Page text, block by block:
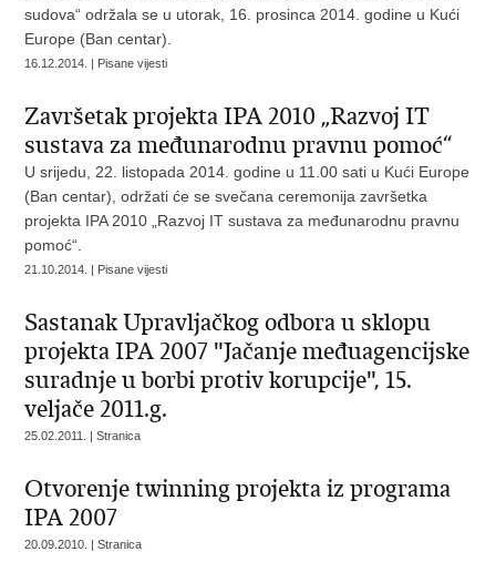
sudova“ održala se u utorak, 16. prosinca 2014. godine u Kući
Europe (Ban centar).
16.12.2014. | Pisane vijesti
Završetak projekta IPA 2010 „Razvoj IT
sustava za međunarodnu pravnu pomoć“
U srijedu, 22. listopada 2014. godine u 11.00 sati u Kući Europe
(Ban centar), održati će se svečana ceremonija završetka
projekta IPA 2010 „Razvoj IT sustava za međunarodnu pravnu
pomoć“.
21.10.2014. | Pisane vijesti
Sastanak Upravljačkog odbora u sklopu
projekta IPA 2007 "Jačanje međuagencijske
suradnje u borbi protiv korupcije", 15.
veljače 2011.g.
25.02.2011. | Stranica
Otvorenje twinning projekta iz programa
IPA 2007
20.09.2010. | Stranica